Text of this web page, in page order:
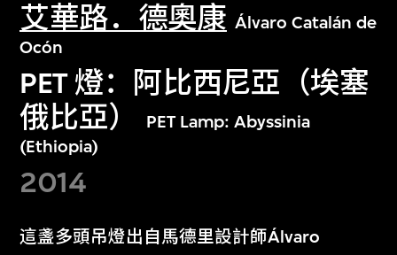
艾華路．德奧康 Álvaro Catalán de
Ocón
PET 燈：阿比西尼亞（埃塞
俄比亞）
PET Lamp: Abyssinia
(Ethiopia)
2014
這盞多頭吊燈出自馬德里設計師Álvaro